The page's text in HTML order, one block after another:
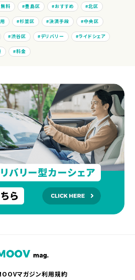
料 豊島区 おすすめ 北区
杉並区 決済手段 中央区
渋谷区 デリバリー ライドシェア
料金
マガジン利用規約